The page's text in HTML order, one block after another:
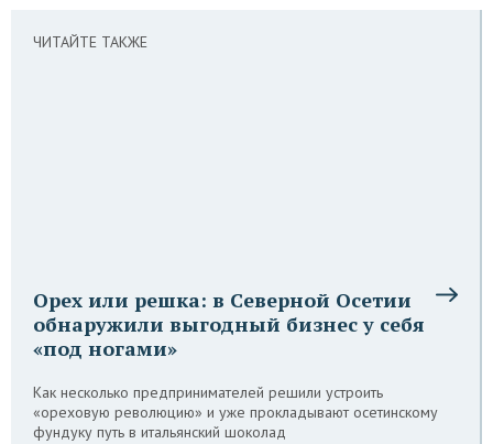
ЧИТАЙТЕ ТАКЖЕ
Орех или решка: в Северной Осетии
обнаружили выгодный бизнес у себя
«под ногами»
Как несколько предпринимателей решили устроить
«ореховую революцию» и уже прокладывают осетинскому
фундуку путь в итальянский шоколад